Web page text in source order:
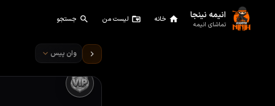
انیمه نینجا
تماشای انیمه
خانه لیست من جستجو
تماشای انیمه وان پیس قسمت
وان پیس